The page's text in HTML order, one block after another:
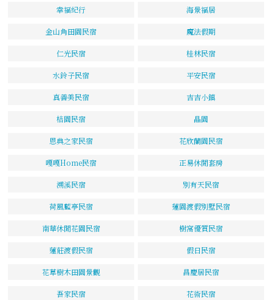
幸福紀行 海景福居
金山角田園民宿 魔法假期
仁光民宿 桂林民宿
水鈴子民宿 平安民宿
真善美民宿 吉吉小鎮
桔園民宿 晶園
恩典之家民宿 花欣蘭園民宿
嘎嘎Home民宿 正易休閒套房
溯溪民宿 別有天民宿
荷風藍亭民宿 蓮園渡假別墅民宿
南華休閒花園民宿 樹窩優質民宿
蓮莊渡假民宿 假日民宿
花草樹木田園景觀 昌慶居民宿
吾家民宿 花術民宿